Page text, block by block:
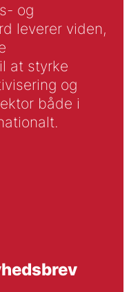
og
leverer viden,
at styrke
og
både i